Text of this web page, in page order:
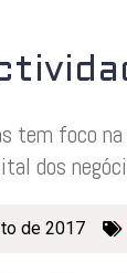
tem foco
dos
de 2017